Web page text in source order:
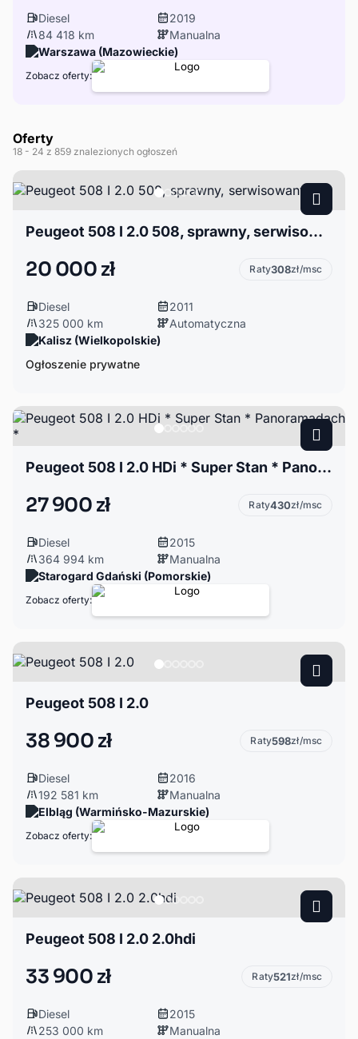
Diesel
2019
84 418 km
Manualna
Warszawa (Mazowieckie)
Zobacz oferty:
Oferty
18 - 24 z 859 znalezionych ogłoszeń
Peugeot 508 I 2.0 508, sprawny, serwisowany.
20 000 zł Raty308zł/msc
Diesel
2011
325 000 km
Automatyczna
Kalisz (Wielkopolskie)
Ogłoszenie prywatne
Peugeot 508 I 2.0 HDi * Super Stan * Panoramadach *
27 900 zł Raty430zł/msc
Diesel
2015
364 994 km
Manualna
Starogard Gdański (Pomorskie)
Zobacz oferty:
Peugeot 508 I 2.0
38 900 zł Raty598zł/msc
Diesel
2016
192 581 km
Manualna
Elbląg (Warmińsko-Mazurskie)
Zobacz oferty:
Peugeot 508 I 2.0 2.0hdi
33 900 zł Raty521zł/msc
Diesel
2015
253 000 km
Manualna